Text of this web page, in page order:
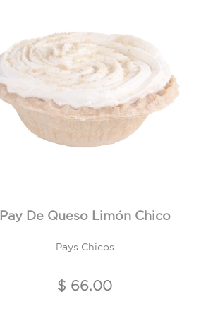
Pay De Queso Limón Chico
Pays Chicos
$ 66.00